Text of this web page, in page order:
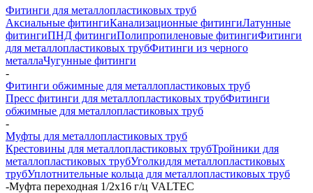
Фитинги для металлопластиковых труб
Аксиальные фитингиКанализационные фитингиЛатунные
фитингиПНД фитингиПолипропиленовые фитингиФитинги
для металлопластиковых трубФитинги из черного
металлаЧугунные фитинги
-
Фитинги обжимные для металлопластиковых труб
Пресс фитинги для металлопластиковых трубФитинги
обжимные для металлопластиковых труб
-
Муфты для металлопластиковых труб
Крестовины для металлопластиковых трубТройники для
металлопластиковых трубУголкидля металлопластиковых
трубУплотнительные кольца для металлопластиковых труб
-Муфта переходная 1/2х16 г/ц VALTEC